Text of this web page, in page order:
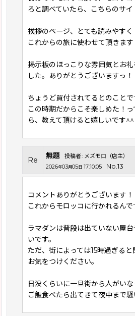
ろと調べていたら、こちらのサ
挨拶のページ、とても読みやすく
これからの旅に使わせて頂きま
掲示板のほっこりな雰囲気とお
した。ありがとうございますっ！
ちょうど買付されてるとのことで
この時期だからこそ楽しめた！
ら、教えて頂けると嬉しいです^^
Re 無題 投稿者: メズモロ（店主）
2026年03月05日 17:10:05 No.13
コメントありがとうございます！
これからモロッコに行かれるんで
ラマダンは普段は出ていない屋
いです。
ただ、街によっては15時過ぎる
お気をつけください。
日没くらいに一旦街から人がいな
ご飯食べたら出てきて夜中まで